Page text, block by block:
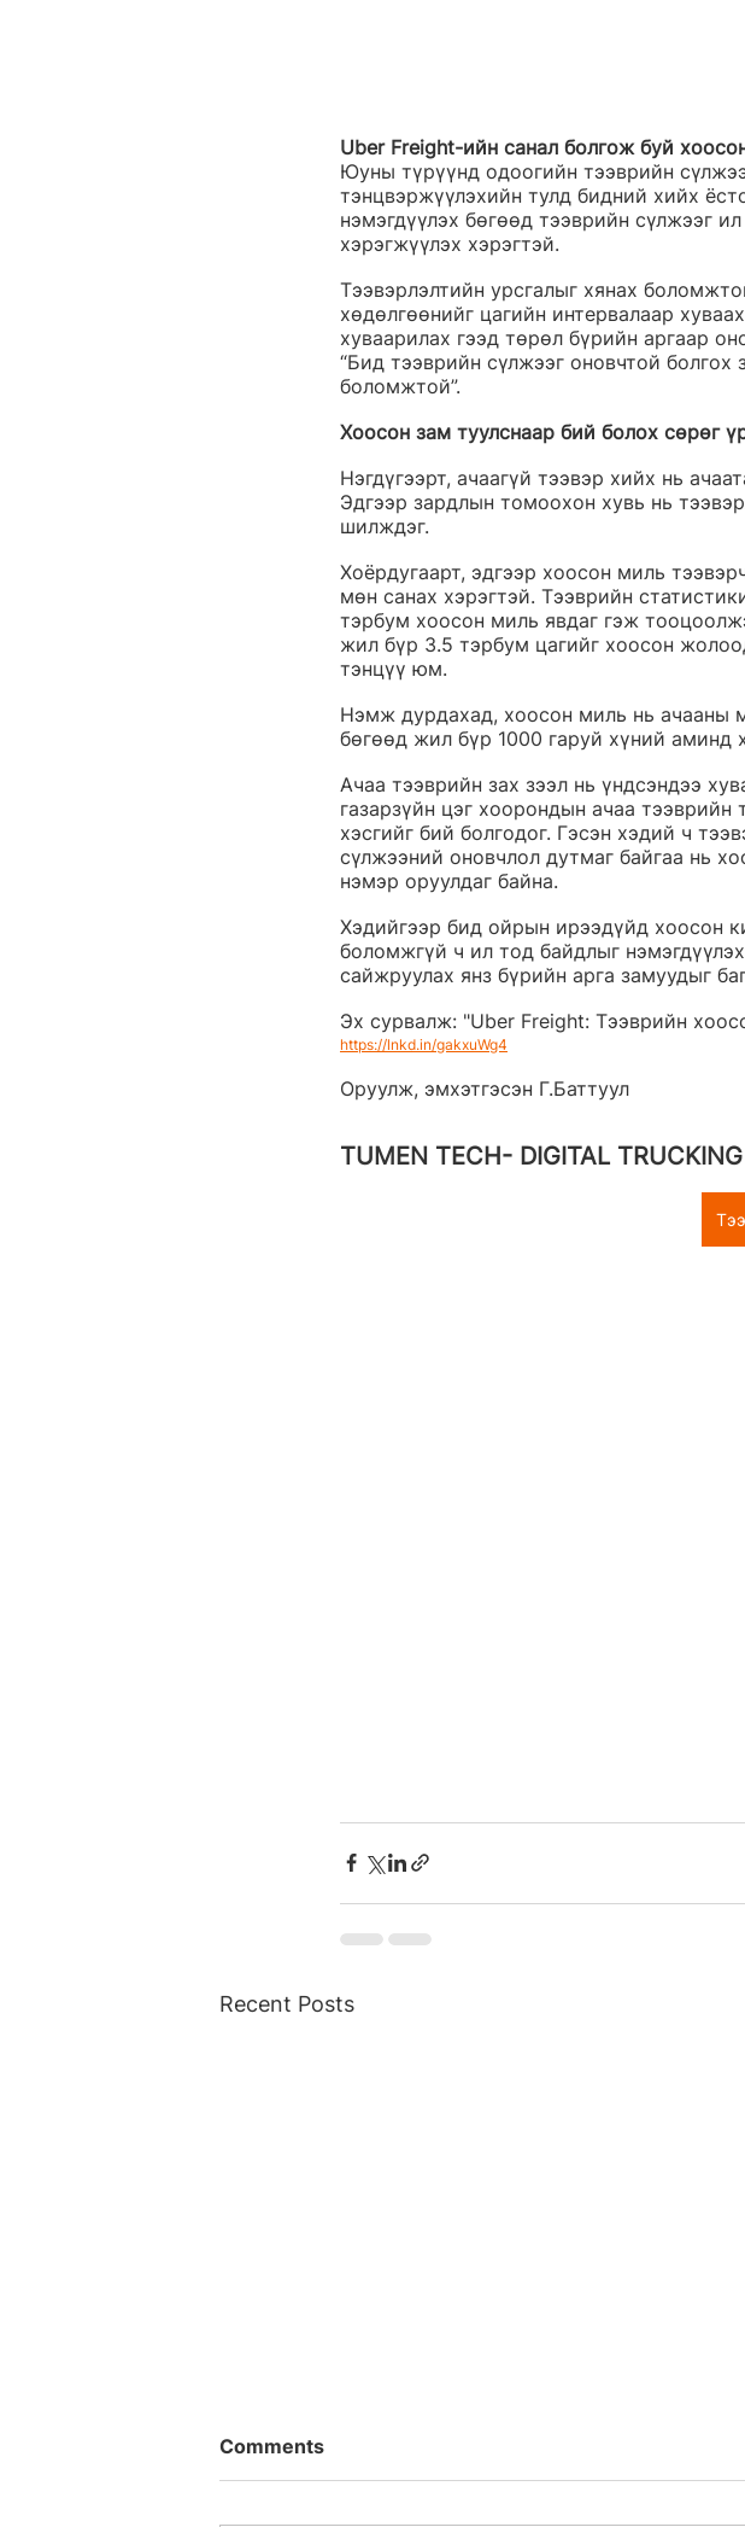
Uber Freight-ийн санал болгож буй
Юуны түрүүнд одоогийн тээврийн
тэнцвэржүүлэхийн тулд бидний хийх
нэмэгдүүлэх бөгөөд тээврийн сүлжээг
хэрэгжүүлэх хэрэгтэй.
Тээвэрлэлтийн урсгалыг хянах
хөдөлгөөнийг цагийн интервалаар
хуваарилах гээд төрөл бүрийн аргаар
“Бид тээврийн сүлжээг оновчтой
боломжтой”.
Хоосон зам туулснаар бий болох сөрөг
Нэгдүгээрт, ачаагүй тээвэр хийх нь
Эдгээр зардлын томоохон хувь нь
шилждэг.
Хоёрдугаарт, эдгээр хоосон миль
мөн санах хэрэгтэй. Тээврийн
тэрбум хоосон миль явдаг гэж
жил бүр 3.5 тэрбум цагийг хоосон
тэнцүү юм.
Нэмж дурдахад, хоосон миль нь ачааны
бөгөөд жил бүр 1000 гаруй хүний ​​аминд
Ачаа тээврийн зах зээл нь үндсэндээ
газарзүйн цэг хоорондын ачаа
хэсгийг бий болгодог. Гэсэн хэдий ч
сүлжээний оновчлол дутмаг байгаа нь
нэмэр оруулдаг байна.
Хэдийгээр бид ойрын ирээдүйд хоосон
боломжгүй ч ил тод байдлыг
сайжруулах янз бүрийн арга замуудыг
Эх сурвалж: "Uber Freight: Тээврийн
https://lnkd.in/gakxuWg4
Оруулж, эмхэтгэсэн Г.Баттуул
TUMEN TECH- DIGITAL
Recent Posts
Comments